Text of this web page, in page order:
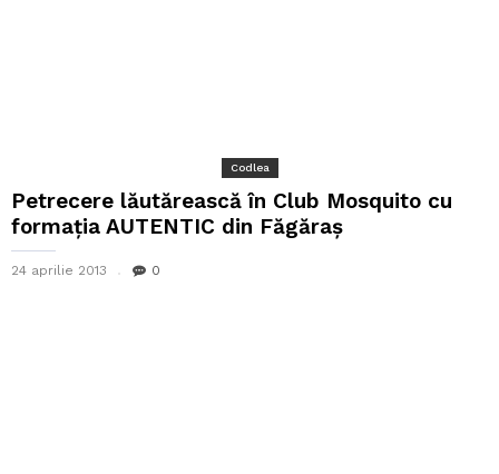
Codlea
Petrecere lăutărească în Club Mosquito cu
formaţia AUTENTIC din Făgăraş
24 aprilie 2013 0